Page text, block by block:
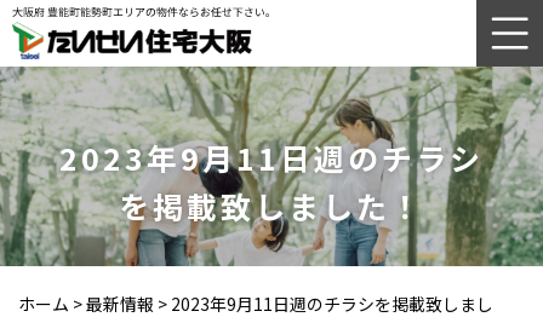
2023年9月11日週のチラシ
を掲載致しました！
ホーム >最新情報 > 2023年9月11日週のチラシを掲載致しまし